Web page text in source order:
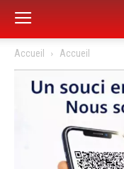
Accueil Accueil